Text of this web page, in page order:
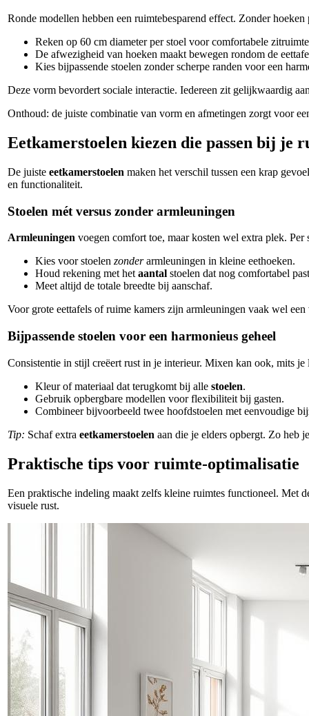
Ronde modellen hebben een ruimtebesparend effect. Zonder
Reken op 60 cm diameter per stoel voor comfortabele
De afwezigheid van hoeken maakt bewegen rondom de
Kies bijpassende stoelen zonder scherpe randen voor een
Deze vorm bevordert sociale interactie. Iedereen zit gelijkwaardig
Onthoud: de juiste combinatie van vorm en afmetingen zorgt voor
Eetkamerstoelen kiezen die passen bij je
De juiste eetkamerstoelen maken het verschil tussen een krap
en functionaliteit.
Stoelen mét versus zonder armleuningen
Armleuningen voegen comfort toe, maar kosten wel extra plek.
Kies voor stoelen zonderarmleuningen in kleine eethoeken.
Houd rekening met het aantal stoelen dat nog comfortabel
Meet altijd de totale breedte bij aanschaf.
Voor grote eettafels of ruime kamers zijn armleuningen vaak wel
Bijpassende stoelen voor een harmonieus geheel
Consistentie in stijl creëert rust in je interieur. Mixen kan ook, mits je
Kleur of materiaal dat terugkomt bij alle stoelen.
Gebruik opbergbare modellen voor flexibiliteit bij gasten.
Combineer bijvoorbeeld twee hoofdstoelen met eenvoudige
Tip: Schaf extra eetkamerstoelen aan die je elders opbergt. Zo heb
Praktische tips voor ruimte-optimalisatie
Een praktische indeling maakt zelfs kleine ruimtes functioneel. Met
visuele rust.